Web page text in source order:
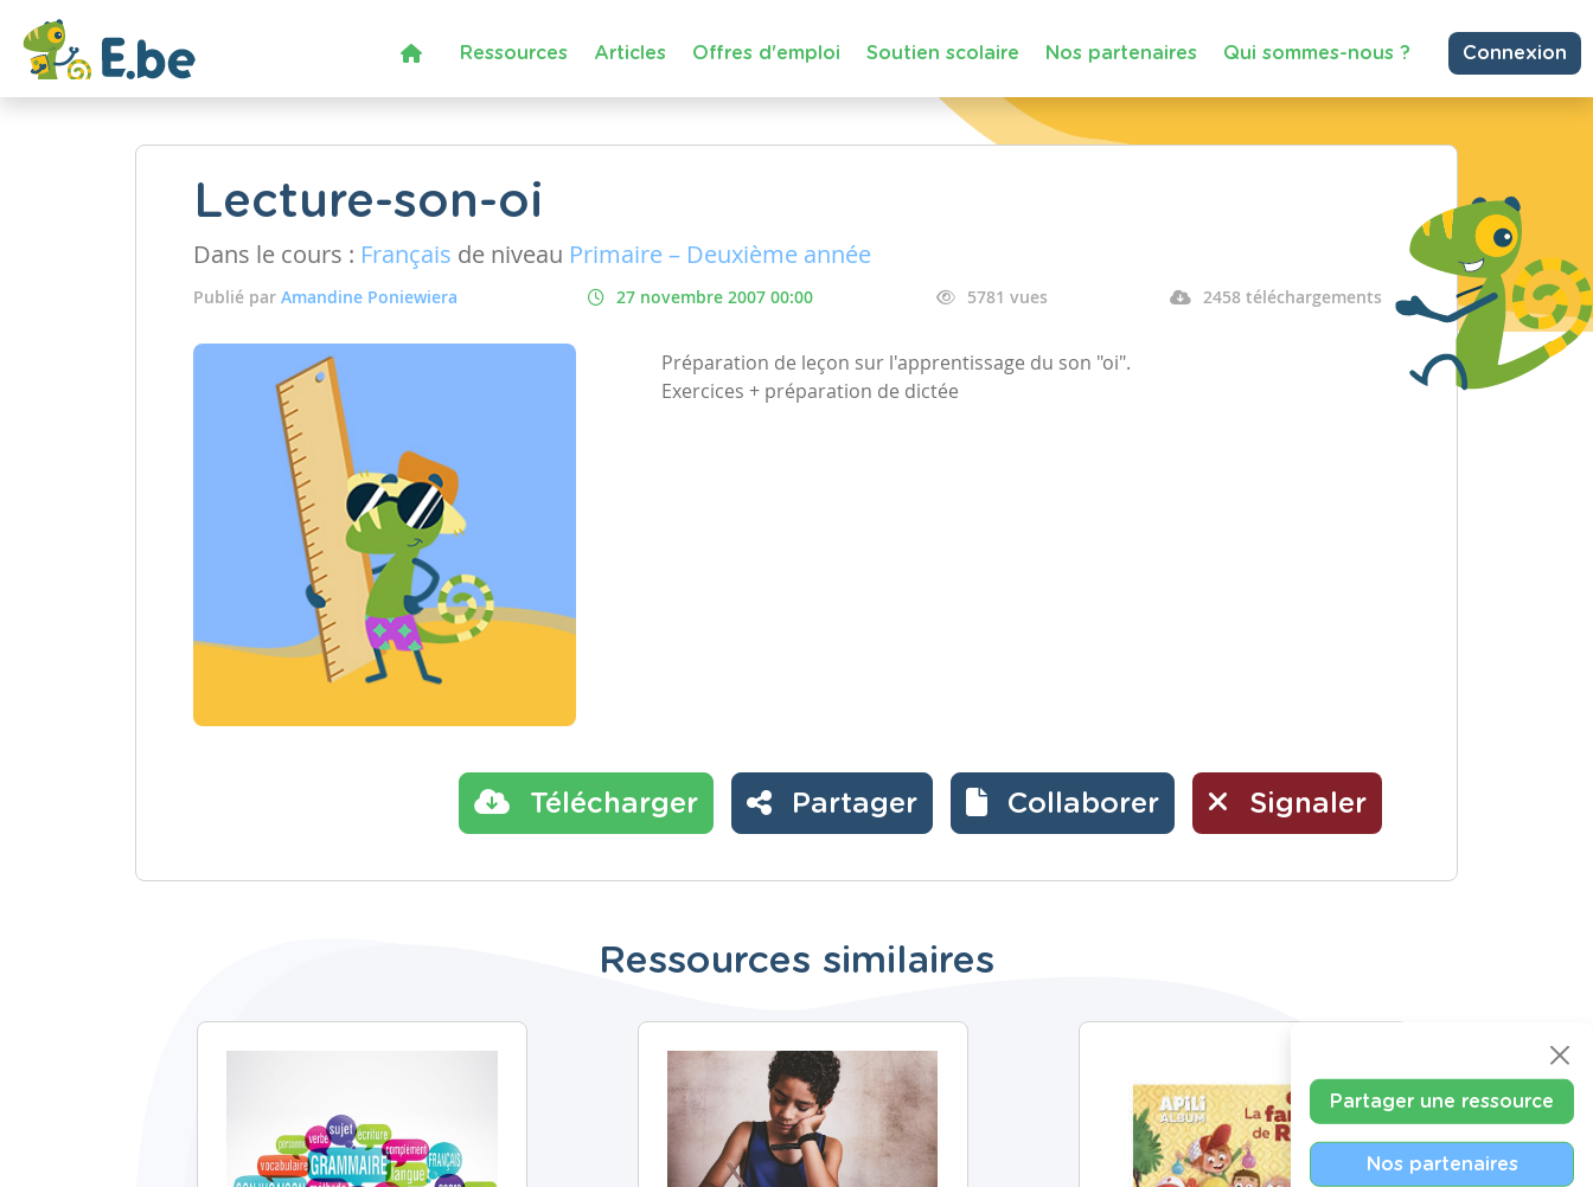
Ressources Articles Offres d'emploi Soutien scolaire Nos partenaires Qui sommes-nous ? Connexion
Lecture-son-oi
Dans le cours : Français de niveau Primaire – Deuxième année
Publié par Amandine Poniewiera 27 novembre 2007 00:00 5781 vues 2458 téléchargements
Préparation de leçon sur l'apprentissage du son "oi".
Exercices + préparation de dictée
Télécharger Partager Collaborer Signaler
Ressources similaires
Partager une ressource
Nos partenaires